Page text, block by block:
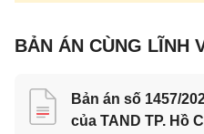
BẢN ÁN CÙNG LĨNH
Bản án số 1457/
của TAND TP. Hồ